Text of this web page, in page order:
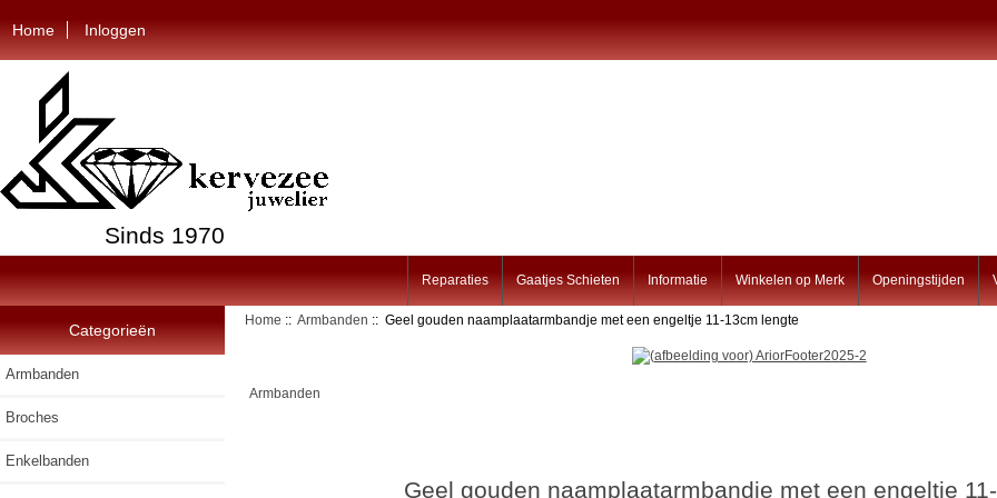
Home Inloggen
Sinds 1970
Reparaties Gaatjes Schieten Informatie Winkelen op Merk Openingstijden
Categorieën
Armbanden
Broches
Enkelbanden
Home ::Armbanden :: Geel gouden naamplaatarmbandje met een engeltje 11-13cm lengte
Armbanden
Geel gouden naamplaatarmbandje met een engeltje